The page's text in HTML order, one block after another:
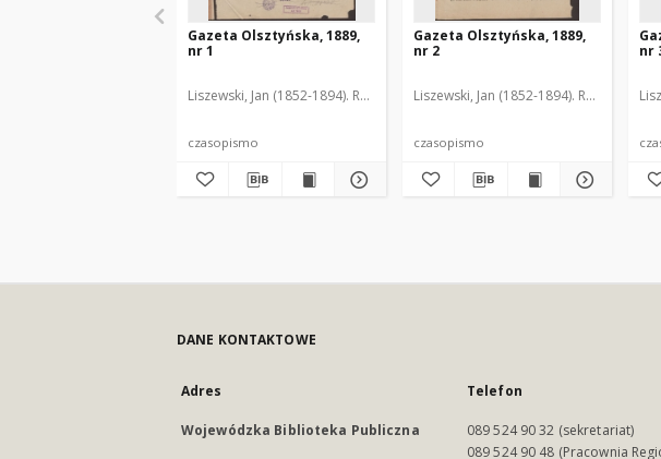
Gazeta Olsztyńska, 1889,
nr 1
Liszewski, Jan (1852-1894). Red.
czasopismo
Gazeta Olsztyńska, 1889,
nr 2
Liszewski, Jan (1852-1894). Red.
czasopismo
nr
DANE KONTAKTOWE
Adres
Wojewódzka Biblioteka Publiczna
Telefon
089 524 90 32 (sekretariat)
089 524 90 48 (Pracownia